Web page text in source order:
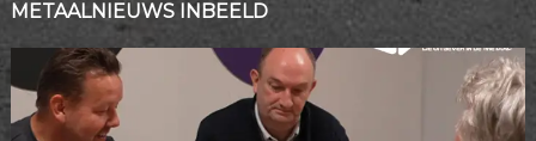
METAALNIEUWS INBEELD